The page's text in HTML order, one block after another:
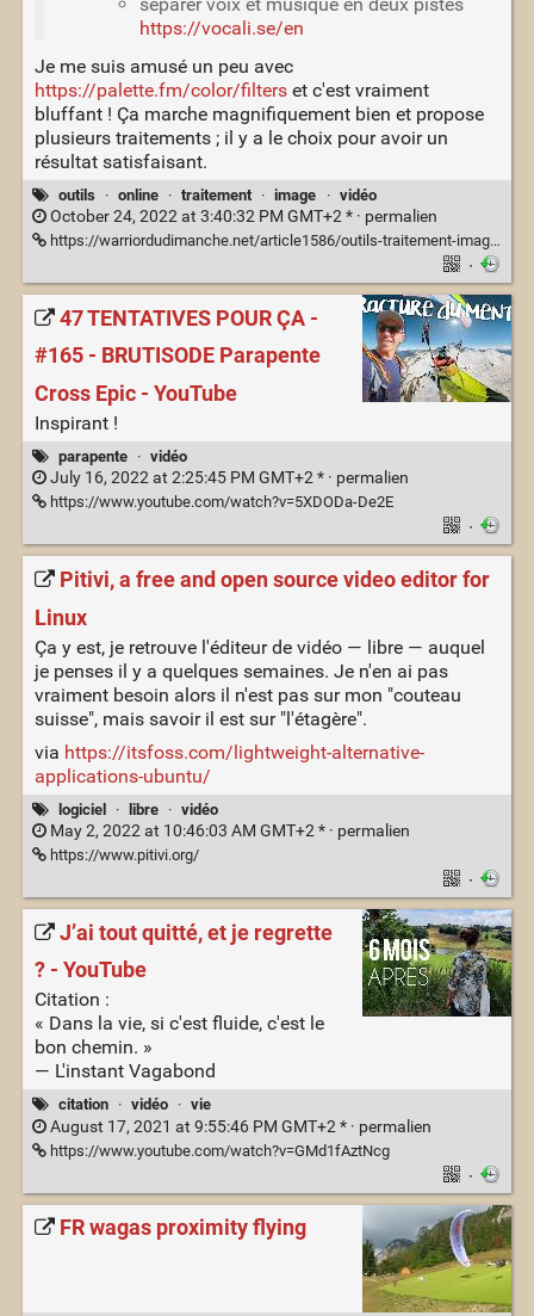
https://vocali.se/en
Je me suis amusé un peu avec
https://palette.fm/color/filterset c'est vraiment
bluffant ! Ça marche magnifiquement bien et propose
plusieurs traitements ; il y a le choix pour avoir un
résultat satisfaisant.
outils · online · traitement · image · vidéo
October 24, 2022 at 3:40:32 PM GMT+2 * · permalien
https://warriordudimanche.net/article1586/outils-traitement-image-automatique
·
47 TENTATIVES POUR ÇA -
#165 - BRUTISODE Parapente
Cross Epic - YouTube
Inspirant !
parapente · vidéo
July 16, 2022 at 2:25:45 PM GMT+2 * · permalien
https://www.youtube.com/watch?v=5XDODa-De2E
·
Pitivi, a free and open source video editor for
Linux
Ça y est, je retrouve l'éditeur de vidéo — libre — auquel
je penses il y a quelques semaines. Je n'en ai pas
vraiment besoin alors il n'est pas sur mon "couteau
suisse", mais savoir il est sur "l'étagère".
via https://itsfoss.com/lightweight-alternative-
applications-ubuntu/
logiciel · libre · vidéo
May 2, 2022 at 10:46:03 AM GMT+2 * · permalien
https://www.pitivi.org/
·
J’ai tout quitté, et je regrette
? - YouTube
Citation :
« Dans la vie, si c'est fluide, c'est le
bon chemin. »
— L'instant Vagabond
citation · vidéo · vie
August 17, 2021 at 9:55:46 PM GMT+2 * · permalien
https://www.youtube.com/watch?v=GMd1fAztNcg
·
FR wagas proximity flying